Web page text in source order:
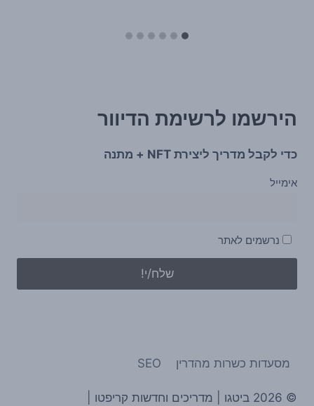
הירשמו לרשימת הדיוור
כדי לקבל מדריך ליצירת NFT + מתנה
אימייל
נרשמים לאתר
מסעדות כשרות מהדרין SEO
© 2026 ביטגו | מדריכים וחדשות קריפטו |